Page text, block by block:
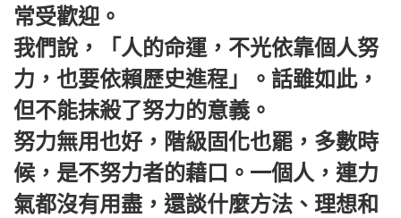
常受歡迎。
我們說，‌‌「人的命運，不光依靠個人努
力，也要依賴歷史進程‌‌」。話雖如此，
但不能抹殺了努力的意義。
努力無用也好，階級固化也罷，多數時
候，是不努力者的藉口。一個人，連力
氣都沒有用盡，還談什麼方法、理想和